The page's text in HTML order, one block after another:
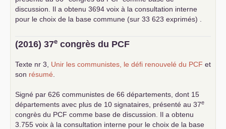
discussion. Il a obtenu 3694 voix à la consultation interne
pour le choix de la base commune (sur 33 623 exprimés) .
(2016) 37e congrès du PCF
Texte nr 3, Unir les communistes, le défi renouvelé du PCF et
son résumé
Signé par 626 communistes de 66 départements, dont 15
départements avec plus de 10 signataires, présenté au 37e
congrès du PCF comme base de discussion. Il a obtenu
3.755 voix à la consultation interne pour le choix de la base